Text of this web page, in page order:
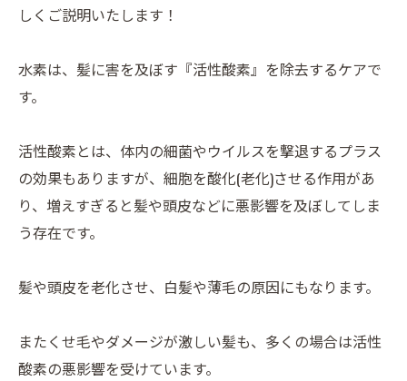
しくご説明いたします！
水素は、髪に害を及ぼす『活性酸素』を除去するケアで
す。
活性酸素とは、体内の細菌やウイルスを撃退するプラス
の効果もありますが、細胞を酸化(老化)させる作用があ
り、増えすぎると髪や頭皮などに悪影響を及ぼしてしま
う存在です。
髪や頭皮を老化させ、白髪や薄毛の原因にもなります。
またくせ毛やダメージが激しい髪も、多くの場合は活性
酸素の悪影響を受けています。